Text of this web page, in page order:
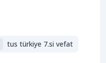
tus türkiye 7.si vefat